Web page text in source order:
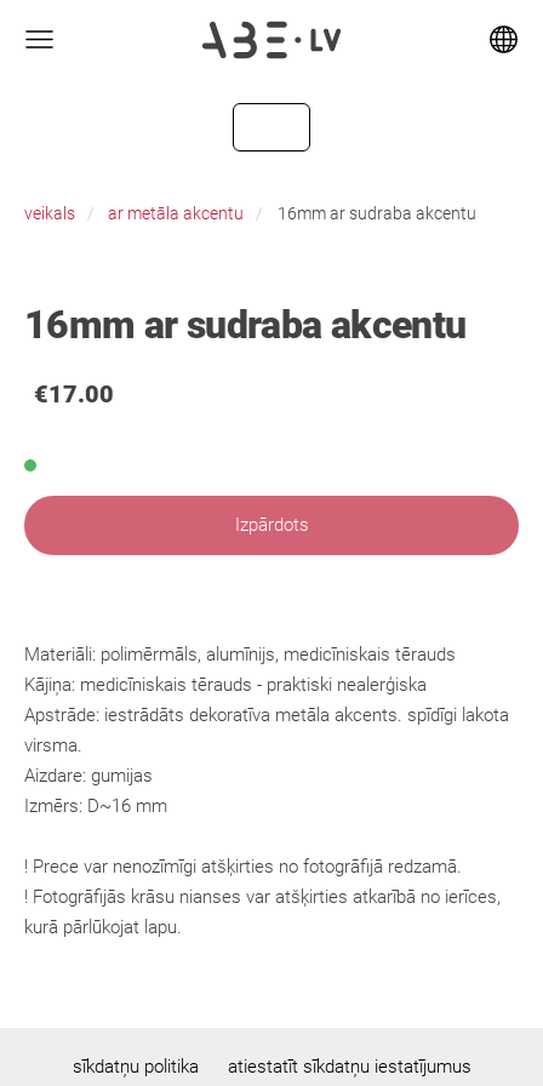
veikals ar metāla akcentu 16mm ar sudraba akcentu
16mm ar sudraba akcentu
€17.00
Izpārdots
Materiāli: polimērmāls, alumīnijs, medicīniskais tērauds
Kājiņa: medicīniskais tērauds - praktiski nealerģiska
Apstrāde: iestrādāts dekoratīva metāla akcents. spīdīgi lakota
virsma.
Aizdare: gumijas
Izmērs: D~16 mm
! Prece var nenozīmīgi atšķirties no fotogrāfijā redzamā.
! Fotogrāfijās krāsu nianses var atšķirties atkarībā no ierīces,
kurā pārlūkojat lapu.
sīkdatņu politika atiestatīt sīkdatņu iestatījumus